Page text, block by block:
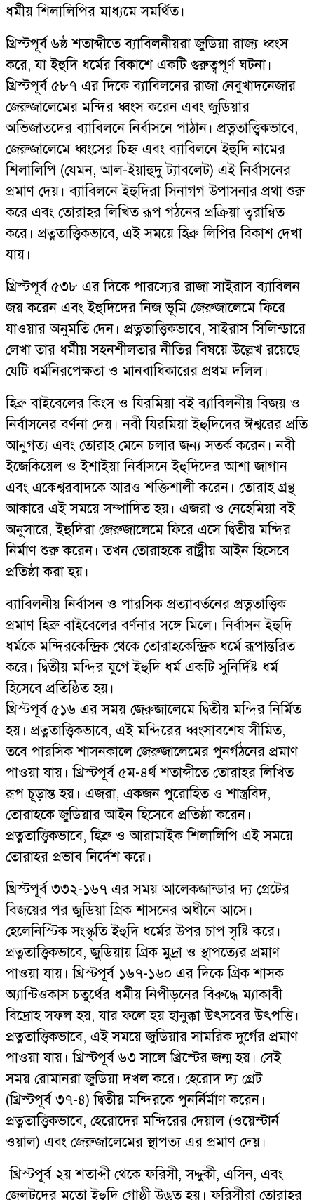
ধর্মীয় শিলালিপির মাধ্যমে সমর্থিত।
খ্রিস্টপূর্ব ৬ষ্ঠ শতাব্দীতে ব্যাবিলনীয়রা জুডিয়া রাজ্য ধ্বংস
করে, যা ইহুদি ধর্মের বিকাশে একটি গুরুত্বপূর্ণ ঘটনা।
খ্রিস্টপূর্ব ৫৮৭ এর দিকে ব্যাবিলনের রাজা নেবুখাদনেজার
জেরুজালেমের মন্দির ধ্বংস করেন এবং জুডিয়ার
অভিজাতদের ব্যাবিলনে নির্বাসনে পাঠান। প্রত্নতাত্ত্বিকভাবে,
জেরুজালেমে ধ্বংসের চিহ্ন এবং ব্যাবিলনে ইহুদি নামের
শিলালিপি (যেমন, আল-ইয়াহুদু ট্যাবলেট) এই নির্বাসনের
প্রমাণ দেয়। ব্যাবিলনে ইহুদিরা সিনাগগ উপাসনার প্রথা শুরু
করে এবং তোরাহর লিখিত রূপ গঠনের প্রক্রিয়া ত্বরান্বিত
করে। প্রত্নতাত্ত্বিকভাবে, এই সময়ে হিব্রু লিপির বিকাশ দেখা
যায়।
খ্রিস্টপূর্ব ৫৩৮ এর দিকে পারস্যের রাজা সাইরাস ব্যাবিলন
জয় করেন এবং ইহুদিদের নিজ ভূমি জেরুজালেমে ফিরে
যাওয়ার অনুমতি দেন। প্রত্নতাত্ত্বিকভাবে, সাইরাস সিলিন্ডারে
লেখা তার ধর্মীয় সহনশীলতার নীতির বিষয়ে উল্লেখ রয়েছে
যেটি ধর্মনিরপেক্ষতা ও মানবাধিকারের প্রথম দলিল।
হিব্রু বাইবেলের কিংস ও যিরমিয়া বই ব্যাবিলনীয় বিজয় ও
নির্বাসনের বর্ণনা দেয়। নবী যিরমিয়া ইহুদিদের ঈশ্বরের প্রতি
আনুগত্য এবং তোরাহ মেনে চলার জন্য সতর্ক করেন। নবী
ইজেকিয়েল ও ইশাইয়া নির্বাসনে ইহুদিদের আশা জাগান
এবং একেশ্বরবাদকে আরও শক্তিশালী করেন। তোরাহ গ্রন্থ
আকারে এই সময়ে সম্পাদিত হয়। এজরা ও নেহেমিয়া বই
অনুসারে, ইহুদিরা জেরুজালেমে ফিরে এসে দ্বিতীয় মন্দির
নির্মাণ শুরু করেন। তখন তোরাহকে রাষ্ট্রীয় আইন হিসেবে
প্রতিষ্ঠা করা হয়।
ব্যাবিলনীয় নির্বাসন ও পারসিক প্রত্যাবর্তনের প্রত্নতাত্ত্বিক
প্রমাণ হিব্রু বাইবেলের বর্ণনার সঙ্গে মিলে। নির্বাসন ইহুদি
ধর্মকে মন্দিরকেন্দ্রিক থেকে তোরাহকেন্দ্রিক ধর্মে রূপান্তরিত
করে। দ্বিতীয় মন্দির যুগে ইহুদি ধর্ম একটি সুনির্দিষ্ট ধর্ম
হিসেবে প্রতিষ্ঠিত হয়।
খ্রিস্টপূর্ব ৫১৬ এর সময় জেরুজালেমে দ্বিতীয় মন্দির নির্মিত
হয়। প্রত্নতাত্ত্বিকভাবে, এই মন্দিরের ধ্বংসাবশেষ সীমিত,
তবে পারসিক শাসনকালে জেরুজালেমের পুনর্গঠনের প্রমাণ
পাওয়া যায়। খ্রিস্টপূর্ব ৫ম-৪র্থ শতাব্দীতে তোরাহর লিখিত
রূপ চূড়ান্ত হয়। এজরা, একজন পুরোহিত ও শাস্ত্রবিদ,
তোরাহকে জুডিয়ার আইন হিসেবে প্রতিষ্ঠা করেন।
প্রত্নতাত্ত্বিকভাবে, হিব্রু ও আরামাইক শিলালিপি এই সময়ে
তোরাহর প্রভাব নির্দেশ করে।
খ্রিস্টপূর্ব ৩৩২-১৬৭ এর সময় আলেকজান্ডার দ্য গ্রেটের
বিজয়ের পর জুডিয়া গ্রিক শাসনের অধীনে আসে।
হেলেনিস্টিক সংস্কৃতি ইহুদি ধর্মের উপর চাপ সৃষ্টি করে।
প্রত্নতাত্ত্বিকভাবে, জুডিয়ায় গ্রিক মুদ্রা ও স্থাপত্যের প্রমাণ
পাওয়া যায়। খ্রিস্টপূর্ব ১৬৭-১৬০ এর দিকে গ্রিক শাসক
অ্যান্টিওকাস চতুর্থের ধর্মীয় নিপীড়নের বিরুদ্ধে ম্যাকাবী
বিদ্রোহ সফল হয়, যার ফলে হয় হানুক্কা উৎসবের উৎপত্তি।
প্রত্নতাত্ত্বিকভাবে, এই সময়ে জুডিয়ার সামরিক দুর্গের প্রমাণ
পাওয়া যায়। খ্রিস্টপূর্ব ৬৩ সালে খ্রিস্টের জন্ম হয়। সেই
সময় রোমানরা জুডিয়া দখল করে। হেরোদ দ্য গ্রেট
(খ্রিস্টপূর্ব ৩৭-৪) দ্বিতীয় মন্দিরকে পুনর্নির্মাণ করেন।
প্রত্নতাত্ত্বিকভাবে, হেরোদের মন্দিরের দেয়াল (ওয়েস্টার্ন
ওয়াল) এবং জেরুজালেমের স্থাপত্য এর প্রমাণ দেয়।
খ্রিস্টপূর্ব ২য় শতাব্দী থেকে ফরিসী, সদ্দুকী, এসিন, এবং
জেলটদের মতো ইহুদি গোষ্ঠী উদ্ভূত হয়। ফরিসীরা তোরাহর